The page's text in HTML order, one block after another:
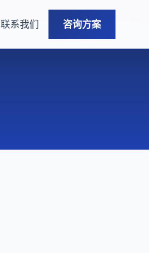
联系我们 咨询方案